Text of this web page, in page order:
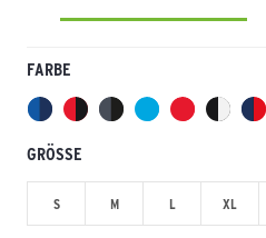
FARBE
GRÖSSE
S M L XL